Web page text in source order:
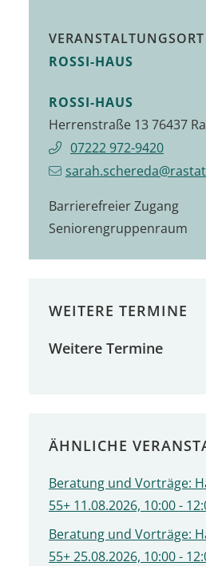
VERANSTALTUNGSORT
ROSSI-HAUS
ROSSI-HAUS
Herrenstraße 13 76437
07222 972-9420
Barrierefreier Zugang
Seniorengruppenraum
WEITERE TERMINE
Weitere Termine
ÄHNLICHE
Beratung und Vorträge:
55+ 11.08.2026, 10:00 -
Beratung und Vorträge:
55+ 25.08.2026, 10:00 -